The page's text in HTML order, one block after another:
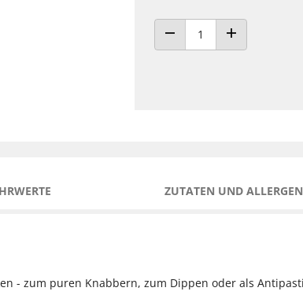
ANZAHL VERRINGERN
ANZAHL
ZUTATEN UND
- zum puren Knabbern, zum Dippen oder als